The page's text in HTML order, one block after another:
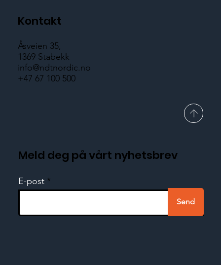
Kontakt
Åsveien 35,
1369 Stabekk
info@ndtnordic.no
+47 67 100 500
Meld deg på vårt nyhetsbrev
E-post
Send